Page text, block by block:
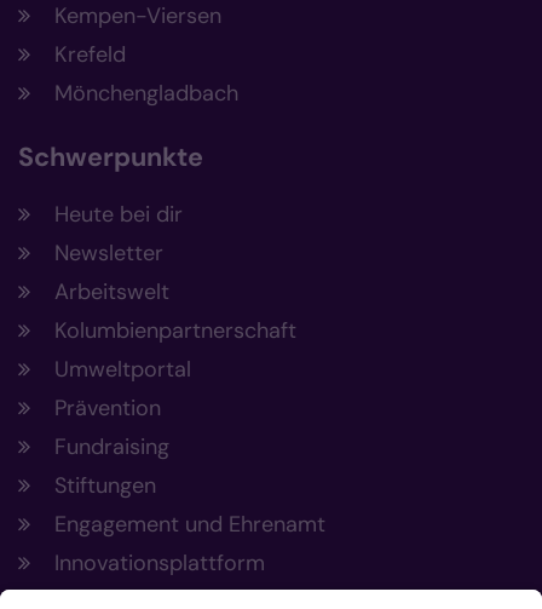
Kempen-Viersen
Krefeld
Mönchengladbach
Schwerpunkte
Heute bei dir
Newsletter
Arbeitswelt
Kolumbienpartnerschaft
Umweltportal
Prävention
Fundraising
Stiftungen
Engagement und Ehrenamt
Innovationsplattform